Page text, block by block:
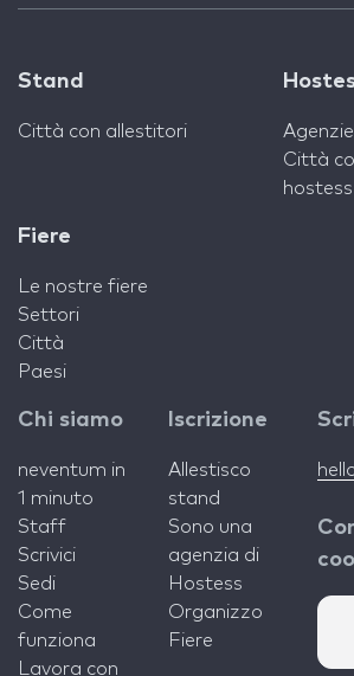
Stand
Città con allestitori
Città
hostess
Fiere
Le nostre fiere
Settori
Città
Paesi
Chi siamo
neventum in
1 minuto
Staff
Scrivici
Sedi
Come
funziona
Lavora con
Iscrizione
Allestisco
stand
Sono una
agenzia di
Hostess
Organizzo
Fiere